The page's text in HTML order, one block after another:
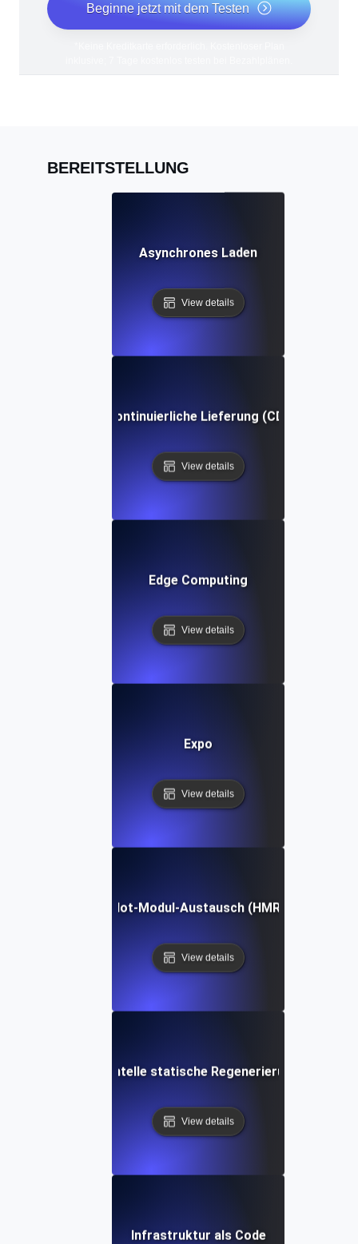
Beginne jetzt mit dem Testen
BEREITSTELLUNG
Asynchrones Laden
View details
Kontinuierliche Lieferung (CD)
View details
Edge Computing
View details
Expo
View details
Hot-Modul-Austausch (HMR)
View details
Inkrementelle statische Regenerierung (ISR)
View details
Infrastruktur als Code